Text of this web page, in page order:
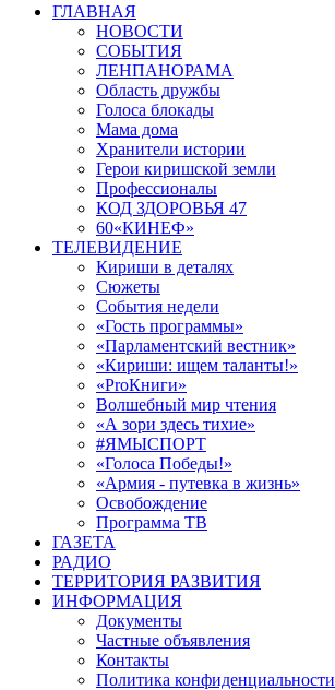
ГЛАВНАЯ
НОВОСТИ
СОБЫТИЯ
ЛЕНПАНОРАМА
Область дружбы
Голоса блокады
Мама дома
Хранители истории
Герои киришской земли
Профессионалы
КОД ЗДОРОВЬЯ 47
60«КИНЕФ»
ТЕЛЕВИДЕНИЕ
Кириши в деталях
Сюжеты
События недели
«Гость программы»
«Парламентский вестник»
«Кириши: ищем таланты!»
«ProКниги»
Волшебный мир чтения
«А зори здесь тихие»
#ЯМЫСПОРТ
«Голоса Победы!»
«Армия - путевка в жизнь»
Освобождение
Программа ТВ
ГАЗЕТА
РАДИО
ТЕРРИТОРИЯ РАЗВИТИЯ
ИНФОРМАЦИЯ
Документы
Частные объявления
Контакты
Политика конфиденциальности